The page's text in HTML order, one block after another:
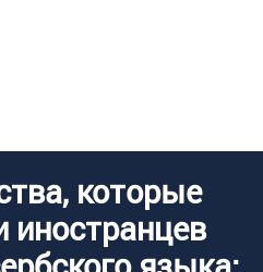
которые